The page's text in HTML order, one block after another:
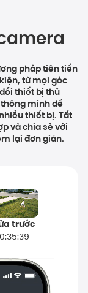
pháp tiên tiến
từ mọi góc
thiết bị thủ
minh để
thiết bị. Tất
và chia sẻ với
lại đơn giản.
trước